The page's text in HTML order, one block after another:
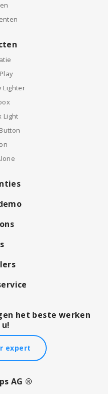
Lighter
Light
het beste werken
expert
AG ®